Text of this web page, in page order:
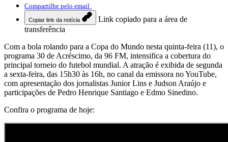
Compartilhe pelo email
Copiar link da notícia
Link copiado para a área de
transferência
Com a bola rolando para a Copa do Mundo nesta quinta-feira (11), o
programa 30 de Acréscimo, da 96 FM, intensifica a cobertura do
principal torneio do futebol mundial. A atração é exibida de segunda
a sexta-feira, das 15h30 às 16h, no canal da emissora no YouTube,
com apresentação dos jornalistas Junior Lins e Judson Araújo e
participações de Pedro Henrique Santiago e Edmo Sinedino.
Confira o programa de hoje: